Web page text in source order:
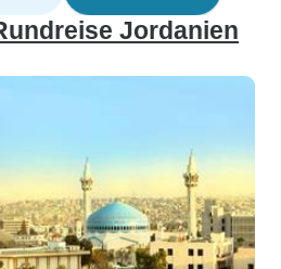
Jordanien